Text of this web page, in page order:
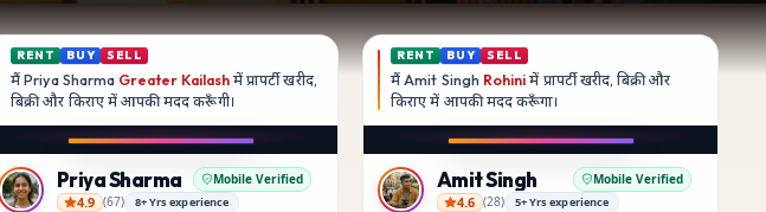
RENT BUY SELL
मैंPriya Sharma Greater Kailash में प्रापर्टी खरीद,
बिक्री और किराए में आपकी मददकरूँगी।
Priya Sharma Mobile Verified
4.9 (67) 8+ Yrs experience
RENT BUY SELL
मैंAmit Singh Rohini में प्रापर्टी खरीद, बिक्री और
किराए में आपकी मददकरूँगा।
Amit Singh Mobile Verified
4.6 (28) 5+ Yrs experience